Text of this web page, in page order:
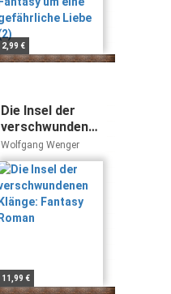
2,99 €
Die Insel der
verschwundenen
Klänge: Fantasy
Roman
Wolfgang Wenger
11,99 €